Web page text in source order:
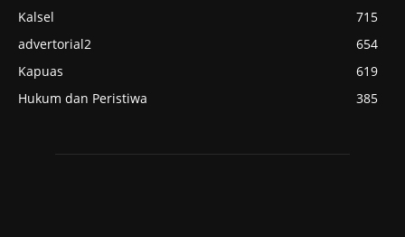
Kalsel
715
advertorial2
654
Kapuas
619
Hukum dan Peristiwa
385